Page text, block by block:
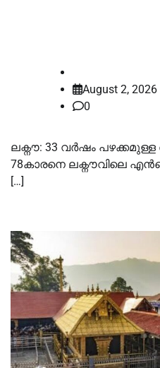
August 2, 2026
0
ലക്നൗ: 33 വർഷം
78കാരനെ ലക്നൗവിലെ
[…]